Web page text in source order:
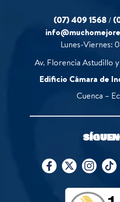
(07) 409 1568 /
Lunes-Viernes:
Av. Florencia Astudillo
Edificio Cámara de
Cuenca –